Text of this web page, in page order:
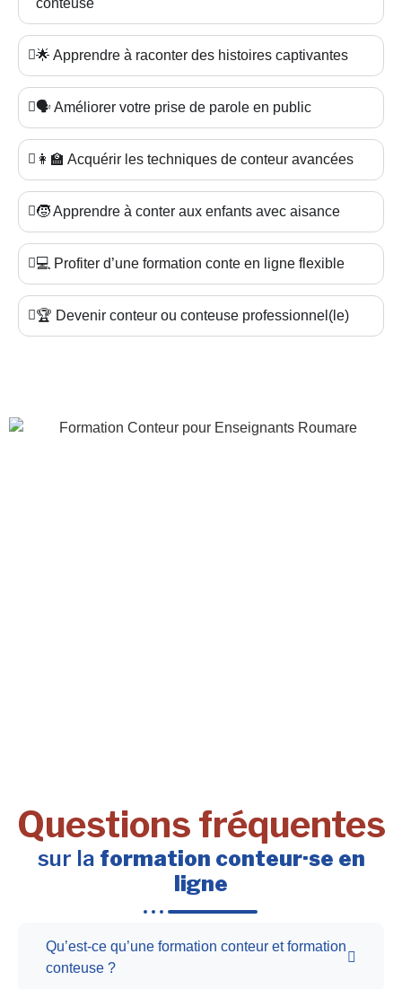
🌟 Apprendre à raconter des histoires captivantes
🗣️ Améliorer votre prise de parole en public
👩‍🏫 Acquérir les techniques de conteur avancées
🧒 Apprendre à conter aux enfants avec aisance
💻 Profiter d’une formation conte en ligne flexible
🏆 Devenir conteur ou conteuse professionnel(le)
Questions fréquentes
sur la formation conteur·se en
ligne
Qu’est-ce qu’une formation conteur et formation
conteuse ?